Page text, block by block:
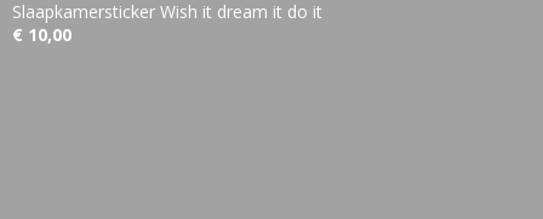
Slaapkamersticker Wish it dream it do it
€ 10,00